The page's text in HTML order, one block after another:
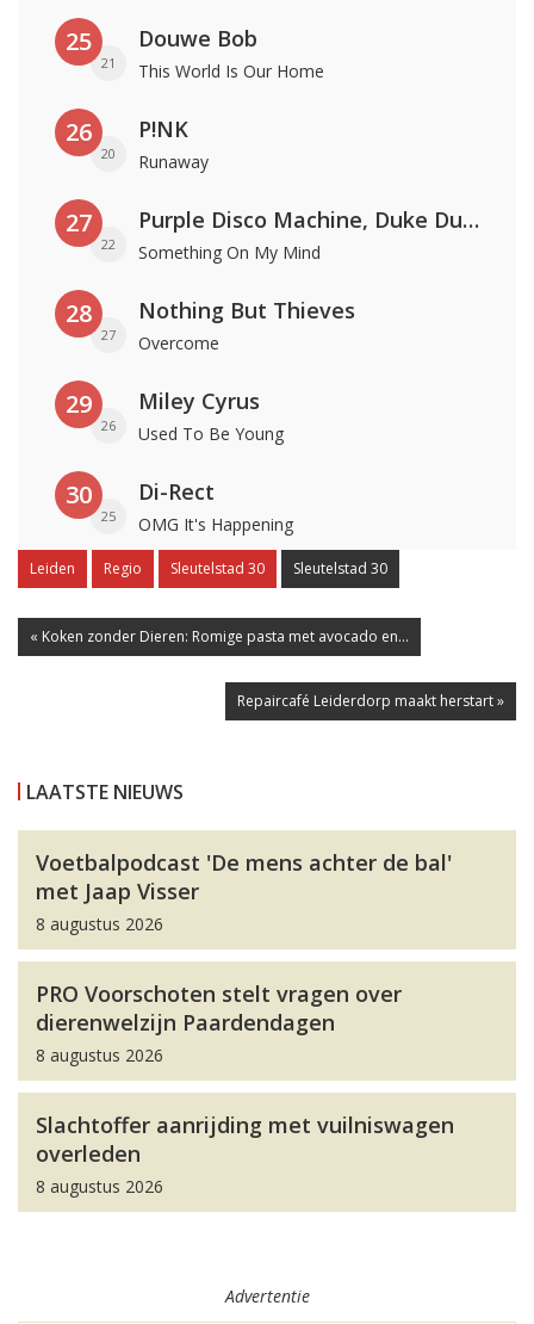
25
21
Douwe Bob
This World Is Our Home
26
20
P!NK
Runaway
27
22
Purple Disco Machine, Duke Dumont & Nothing But Thieves
Something On My Mind
28
27
Nothing But Thieves
Overcome
29
26
Miley Cyrus
Used To Be Young
30
25
Di-Rect
OMG It's Happening
Leiden Regio Sleutelstad 30 Sleutelstad 30
« Koken zonder Dieren: Romige pasta met avocado en...
Repaircafé Leiderdorp maakt herstart »
LAATSTE NIEUWS
Voetbalpodcast 'De mens achter de bal'
met Jaap Visser
8 augustus 2026
PRO Voorschoten stelt vragen over
dierenwelzijn Paardendagen
8 augustus 2026
Slachtoffer aanrijding met vuilniswagen
overleden
8 augustus 2026
Advertentie